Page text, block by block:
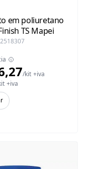
em poliuretano
TS Mapei
/kit +iva
+iva